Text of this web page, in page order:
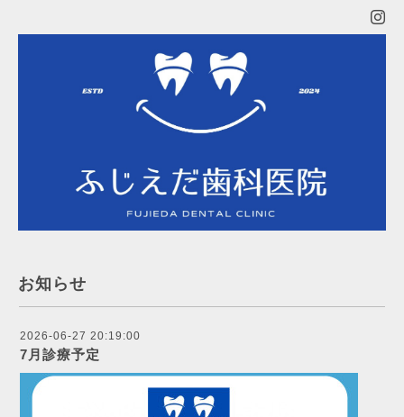
お知らせ
2026-06-27 20:19:00
7月診療予定